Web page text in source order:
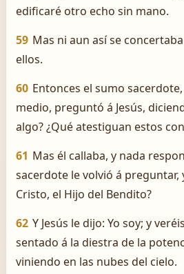
edificaré otro echo sin mano.
59 Mas ni aun así se
ellos.
60 Entonces el sumo
medio, preguntó á Jesús,
algo? ¿Qué atestiguan estos
61 Mas él callaba, y nada
sacerdote le volvió á preguntar,
Cristo, el Hijo del Bendito?
62 Y Jesús le dijo: Yo soy; y
sentado á la diestra de la
viniendo en las nubes del cielo.